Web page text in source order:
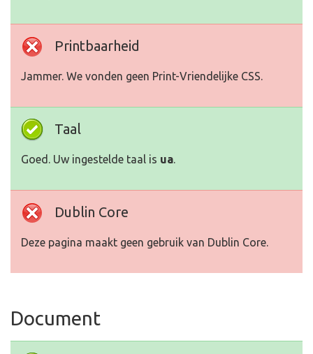
Printbaarheid
Jammer. We vonden geen Print-Vriendelijke CSS.
Taal
Goed. Uw ingestelde taal is ua.
Dublin Core
Deze pagina maakt geen gebruik van Dublin Core.
Document